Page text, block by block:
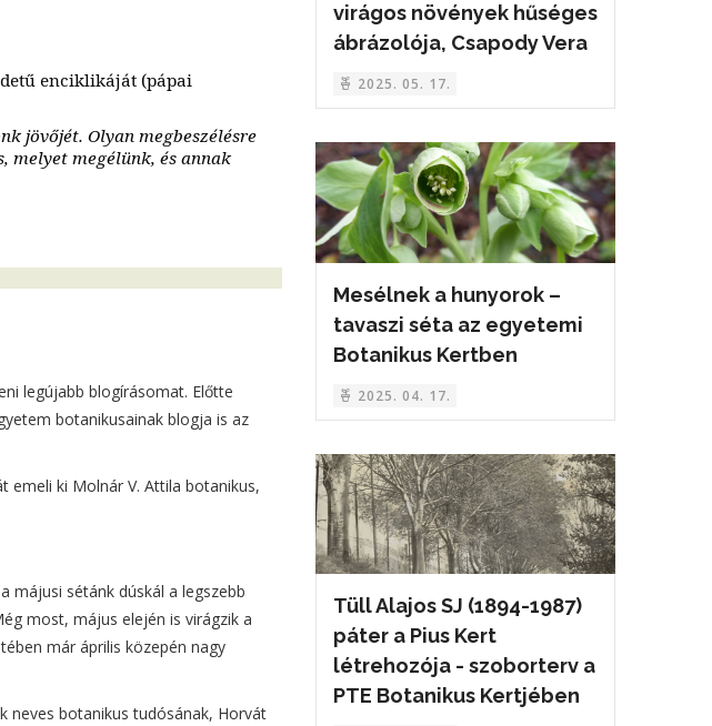
enciklikáját (pápai
jövőjét. Olyan megbeszélésre
melyet megélünk, és annak
legújabb blogírásomat. Előtte
botanikusainak blogja is az
emeli ki Molnár V. Attila botanikus,
májusi sétánk dúskál a legszebb
most, május elején is virágzik a
már április közepén nagy
neves botanikus tudósának, Horvát
virágos növények hűséges
ábrázolója, Csapody Vera
2025. 05. 17.
Mesélnek a hunyorok –
tavaszi séta az egyetemi
Botanikus Kertben
2025. 04. 17.
Tüll Alajos SJ (1894-1987)
páter a Pius Kert
létrehozója - szoborterv a
PTE Botanikus Kertjében